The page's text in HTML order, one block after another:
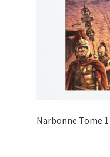
Narbonne Tome